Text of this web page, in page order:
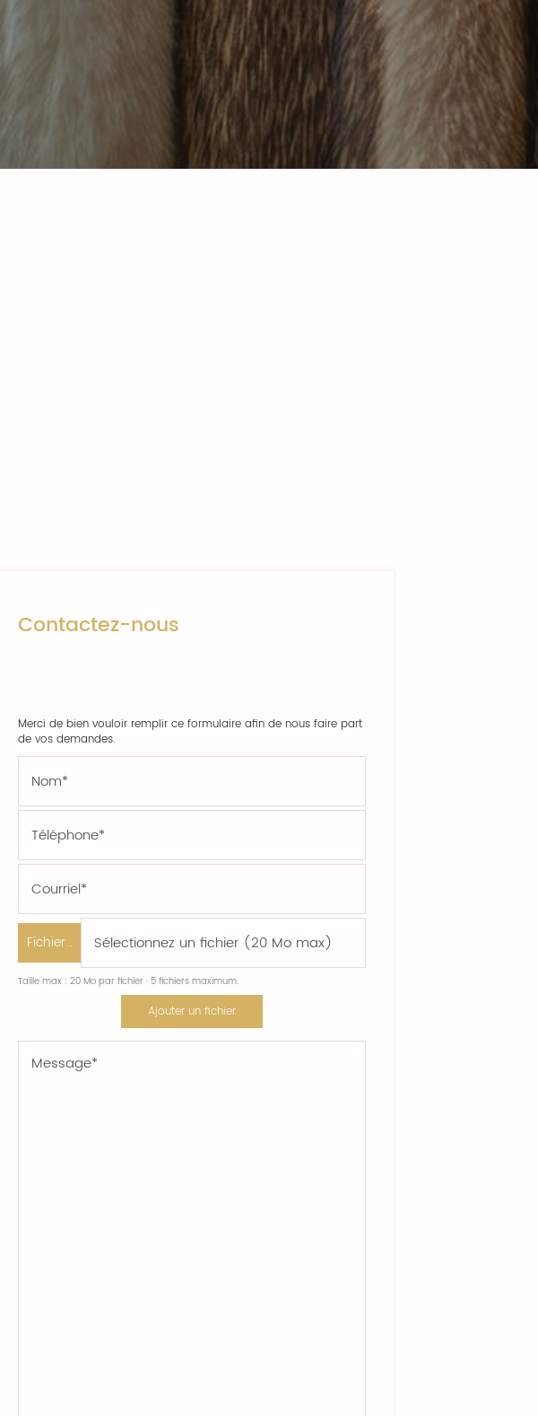
Contactez-nous
Merci de bien vouloir remplir ce formulaire afin de nous faire part
de vos demandes.
Fichier…
Taille max : 20 Mo par fichier · 5 fichiers maximum.
Ajouter un fichier